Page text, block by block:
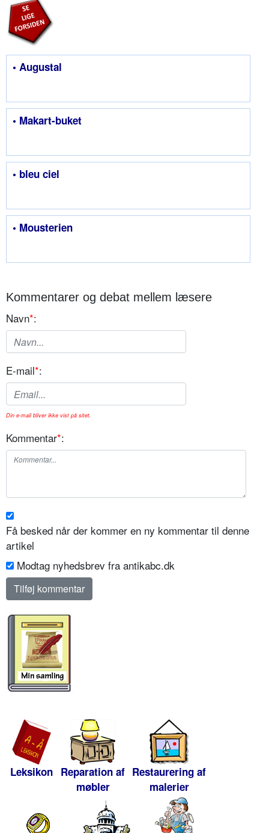
• Augustal
• Makart-buket
• bleu ciel
• Mousterien
Kommentarer og debat mellem læsere
Navn*:
E-mail*:
Din e-mail bliver ikke vist på sitet.
Kommentar*:
Få besked når der kommer en ny kommentar til denne
artikel
Modtag nyhedsbrev fra antikabc.dk
Leksikon Reparation af
møbler
Restaurering af
malerier